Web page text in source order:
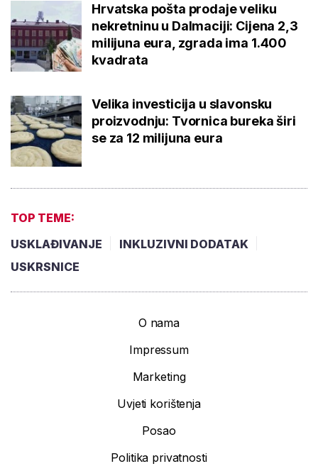
Hrvatska pošta prodaje veliku
nekretninu u Dalmaciji: Cijena 2,3
milijuna eura, zgrada ima 1.400
kvadrata
Velika investicija u slavonsku
proizvodnju: Tvornica bureka širi
se za 12 milijuna eura
TOP TEME:
USKLAĐIVANJE
INKLUZIVNI DODATAK
USKRSNICE
O nama
Impressum
Marketing
Uvjeti korištenja
Posao
Politika privatnosti